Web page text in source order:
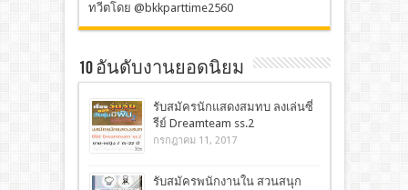
ทวีตโดย @bkkparttime2560
10 อันดับงานยอดนิยม
รับสมัครนักแสดงสมทบ ลงเล่นซี่
รีย์ Dreamteam ss.2
กรกฎาคม 11, 2017
รับสมัครพนักงานใน สวนสนุก